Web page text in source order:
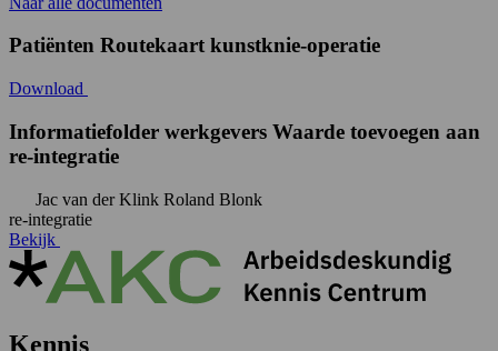
Patiënten Routekaart kunstknie-operatie
Download
Informatiefolder werkgevers Waarde toevoegen aan
re-integratie
Jac van der Klink Roland Blonk
re-integratie
Bekijk
Kennis